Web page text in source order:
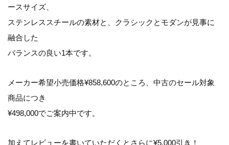
ースサイズ、
ステンレススチールの素材と、クラシックとモダンが見事に
融合した
バランスの良い1本です。
メーカー希望小売価格¥858,600のところ、中古のセール対象
商品につき
¥498,000でご案内中です。
加えてレビューを書いていただくとさらに¥5,000引き！